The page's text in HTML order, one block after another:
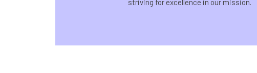
striving for excellence in our mission.